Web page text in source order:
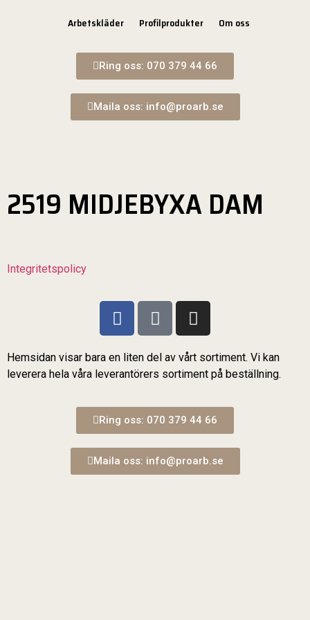
Arbetskläder Profilprodukter Om oss
Ring oss: 070 379 44 66
Maila oss: info@proarb.se
2519 MIDJEBYXA DAM
Integritetspolicy
Hemsidan visar bara en liten del av vårt sortiment. Vi kan
leverera hela våra leverantörers sortiment på beställning.
Ring oss: 070 379 44 66
Maila oss: info@proarb.se